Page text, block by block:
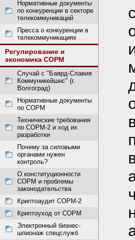
Нормативные документы
по конкуренции в секторе
телекоммуникаций
Пресса о конкуренции в
телекоммуникациях
Регулирование и
экономика СОРМ
Случай с "Баярд-Славия
Коммуникейшнс" (г.
Волгоград)
Нормативные документы
по СОРМ
Технические требования
по СОРМ-2 и ход их
разработки
Почему за силовыми
органами нужен
контроль?
О конституционности
СОРМ и проблемы
законодательства
Криптоаудит СОРМ-2
Криптоуход от СОРМ
Электронный бизнес-
шпионаж спецслужб